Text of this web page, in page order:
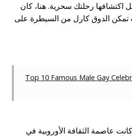
اكتشافها رحلتك سحرية. هنا، كان
الدوق كارل من السيطرة على
Top 10 Famous Male Gay
عاصمة الثقافة الأوروبية في